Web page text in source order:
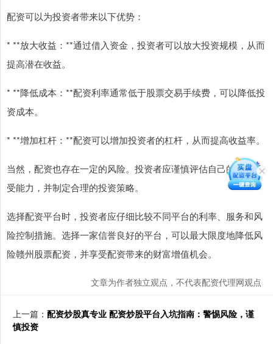
配资可以为投资者带来以下优势：
* **放大收益：**通过借入资金，投资者可以放大投资规模，从而
提高潜在收益。
* **降低成本：**配资利率通常低于股票交易手续费，可以降低投
资成本。
* **增加杠杆：**配资可以增加投资者的杠杆，从而提高收益率。
当然，配资也存在一定的风险。投资者应谨慎评估自己的风险承
受能力，并制定合理的投资策略。
选择配资平台时，投资者应仔细比较不同平台的利率、服务和风
险控制措施。选择一家信誉良好的平台，可以最大限度地降低风
险赣州股票配资，并享受配资带来的财富增值机会。
文章为作者独立观点，不代表配资代理网观点
上一篇： 配资炒股真专业 配资炒股平台入坑指南：警惕风险，谨
慎投资